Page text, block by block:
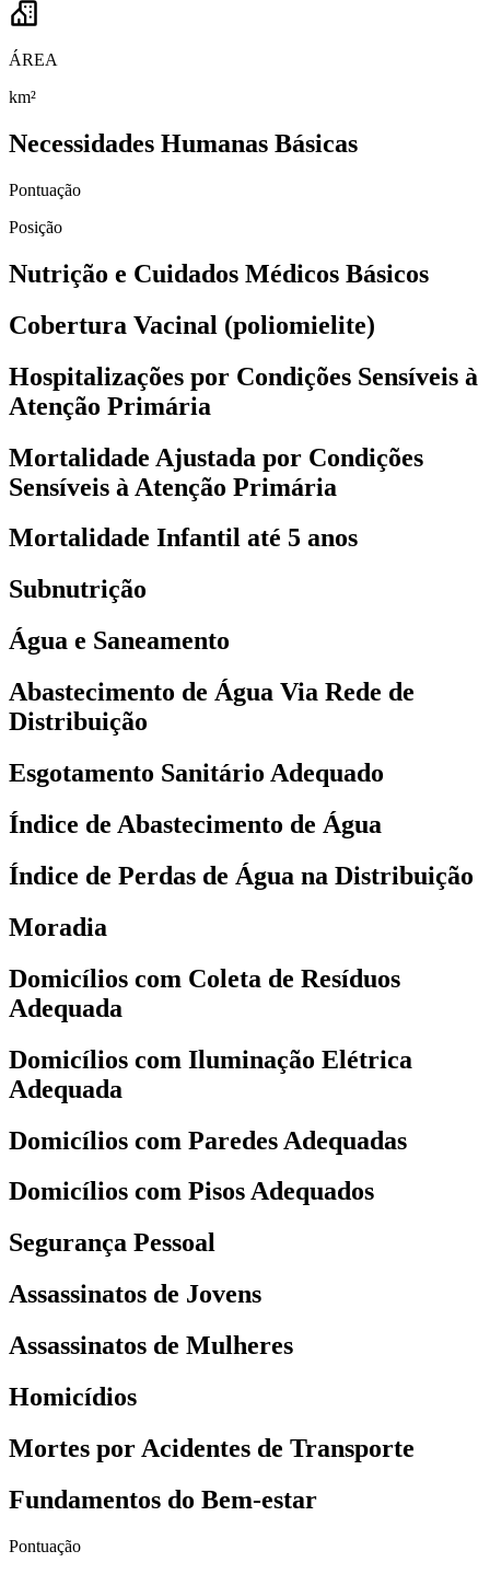
ÁREA
km²
Necessidades Humanas Básicas
Pontuação
Posição
Nutrição e Cuidados Médicos Básicos
Cobertura Vacinal (poliomielite)
Hospitalizações por Condições Sensíveis à
Atenção Primária
Mortalidade Ajustada por Condições
Sensíveis à Atenção Primária
Mortalidade Infantil até 5 anos
Subnutrição
Água e Saneamento
Abastecimento de Água Via Rede de
Distribuição
Esgotamento Sanitário Adequado
Índice de Abastecimento de Água
Índice de Perdas de Água na Distribuição
Moradia
Domicílios com Coleta de Resíduos
Adequada
Domicílios com Iluminação Elétrica
Adequada
Domicílios com Paredes Adequadas
Domicílios com Pisos Adequados
Segurança Pessoal
Assassinatos de Jovens
Assassinatos de Mulheres
Homicídios
Mortes por Acidentes de Transporte
Fundamentos do Bem-estar
Pontuação